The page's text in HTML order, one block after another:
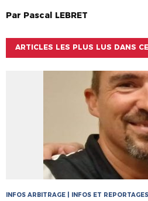
Par Pascal LEBRET
ARTICLES LES PLUS LUS DANS
INFOS ARBITRAGE | INFOS ET